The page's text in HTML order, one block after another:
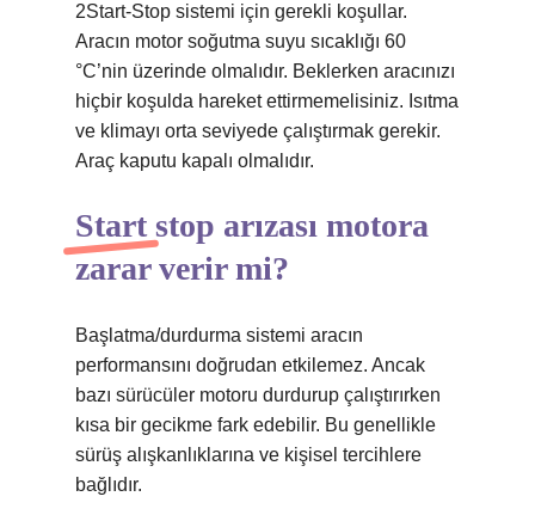
2Start-Stop sistemi için gerekli koşullar.
Aracın motor soğutma suyu sıcaklığı 60
°C’nin üzerinde olmalıdır. Beklerken aracınızı
hiçbir koşulda hareket ettirmemelisiniz. Isıtma
ve klimayı orta seviyede çalıştırmak gerekir.
Araç kaputu kapalı olmalıdır.
Start stop arızası motora
zarar verir mi?
Başlatma/durdurma sistemi aracın
performansını doğrudan etkilemez. Ancak
bazı sürücüler motoru durdurup çalıştırırken
kısa bir gecikme fark edebilir. Bu genellikle
sürüş alışkanlıklarına ve kişisel tercihlere
bağlıdır.